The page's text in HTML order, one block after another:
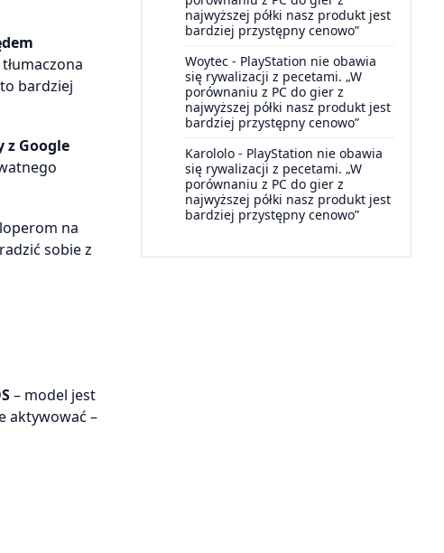
bardziej
Google
na
sobie z
– model jest
aktywować –
najwyższej półki nasz produkt jest
bardziej przystępny cenowo”
Woytec - PlayStation nie obawia
się rywalizacji z pecetami. „W
porównaniu z PC do gier z
najwyższej półki nasz produkt jest
bardziej przystępny cenowo”
Karololo - PlayStation nie obawia
się rywalizacji z pecetami. „W
porównaniu z PC do gier z
najwyższej półki nasz produkt jest
bardziej przystępny cenowo”